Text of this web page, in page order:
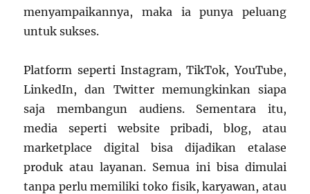
menyampaikannya, maka ia punya peluang
untuk sukses.
Platform seperti Instagram, TikTok, YouTube,
LinkedIn, dan Twitter memungkinkan siapa
saja membangun audiens. Sementara itu,
media seperti website pribadi, blog, atau
marketplace digital bisa dijadikan etalase
produk atau layanan. Semua ini bisa dimulai
tanpa perlu memiliki toko fisik, karyawan, atau